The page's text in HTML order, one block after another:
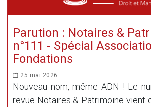
Parution : Notaires &
n°111 - Spécial
Fondations
25 mai 2026
Nouveau nom, même ADN ! Le
revue Notaires & Patrimoine vient